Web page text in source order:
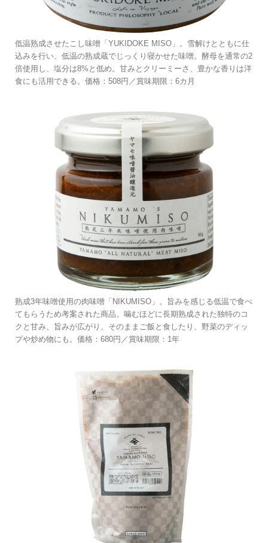
低温熟成させたこし味噌「YUKIDOKE MISO」。雪解けとともに仕
込みを行い、低温の熟成蔵でじっくり寝かせた味噌。酵母を通常の2
倍使用し、塩分は8%と低め。甘みとクリーミーさ、豊かな香りは洋
食にも活用できる。価格：508円／賞味期限：6カ月
熟成3年味噌使用の肉味噌「NIKUMISO」。旨みを感じる低温で食べ
てもらうため考案された商品。噛むほどに長期熟成された独特のコ
クと甘み、旨みが広がり、そのままご飯と食したり、野菜のディッ
プや炒め物にも。価格：680円／賞味期限：1年